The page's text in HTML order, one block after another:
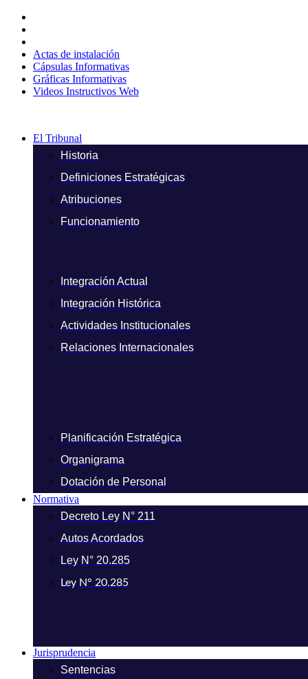
contenido
Actas de instalación
Cápsulas Informativas
Gráficas Informativas
Videos Instructivos Web
El Tribunal
Historia
Definiciones Estratégicas
Atribuciones
Funcionamiento
Integración Actual
Integración Histórica
Actividades Institucionales
Relaciones Internacionales
Planificación Estratégica
Organigrama
Dotación de Personal
Normativa
Decreto Ley N° 211
Autos Acordados
Ley N° 20.285
Ley N° 20.285
Jurisprudencia
Sentencias